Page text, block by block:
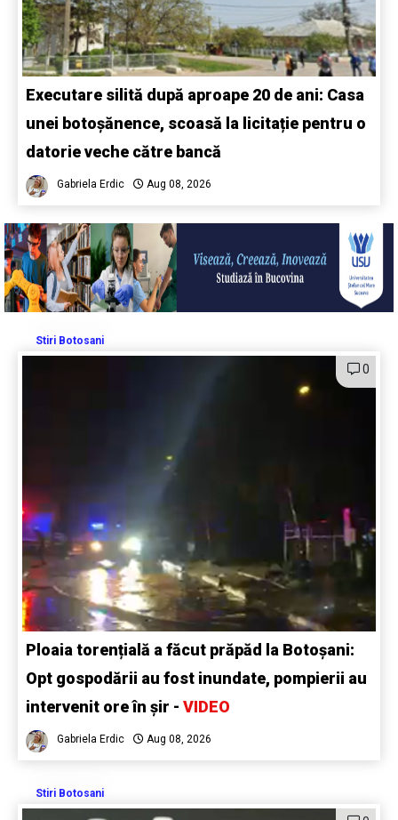
Executare silită după aproape 20 de ani: Casa
unei botoșănence, scoasă la licitație pentru o
datorie veche către bancă
Gabriela Erdic Aug 08, 2026
Stiri Botosani
0
Ploaia torențială a făcut prăpăd la Botoșani:
Opt gospodării au fost inundate, pompierii au
intervenit ore în șir - VIDEO
Gabriela Erdic Aug 08, 2026
Stiri Botosani